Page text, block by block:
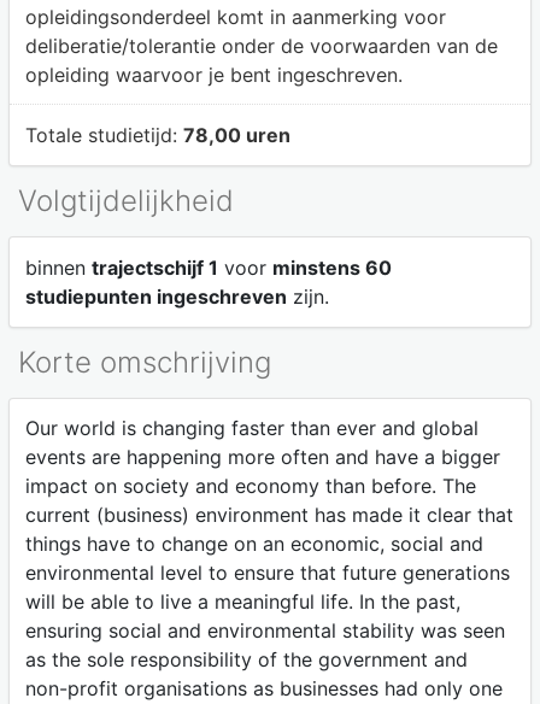
opleidingsonderdeel komt in aanmerking voor
deliberatie/tolerantie onder de voorwaarden van de
opleiding waarvoor je bent ingeschreven.
Totale studietijd: 78,00 uren
Volgtijdelijkheid
binnen trajectschijf 1 voor minstens 60
studiepunten ingeschreven zijn.
Korte omschrijving
Our world is changing faster than ever and global
events are happening more often and have a bigger
impact on society and economy than before. The
current (business) environment has made it clear that
things have to change on an economic, social and
environmental level to ensure that future generations
will be able to live a meaningful life. In the past,
ensuring social and environmental stability was seen
as the sole responsibility of the government and
non-profit organisations as businesses had only one